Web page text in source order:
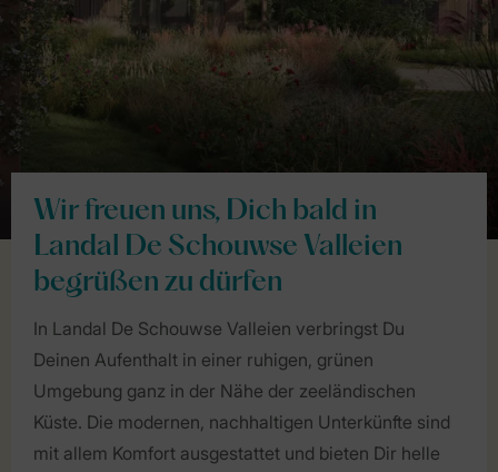
Wir freuen uns, Dich bald in
Landal De Schouwse Valleien
begrüßen zu dürfen
In Landal De Schouwse Valleien verbringst Du
Deinen Aufenthalt in einer ruhigen, grünen
Umgebung ganz in der Nähe der zeeländischen
Küste. Die modernen, nachhaltigen Unterkünfte sind
mit allem Komfort ausgestattet und bieten Dir helle